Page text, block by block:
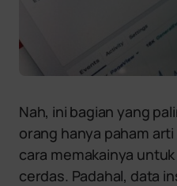
Nah, ini bagian yang
orang hanya paham
cara memakainya
cerdas. Padahal, data